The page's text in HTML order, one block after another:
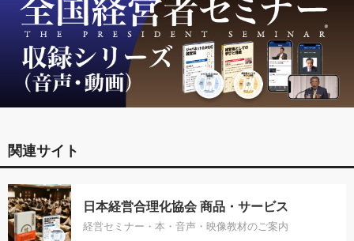
関連サイト
日本経営合理化協会 商品・サービス
経営セミナー・本・音声・映像教材のご案内